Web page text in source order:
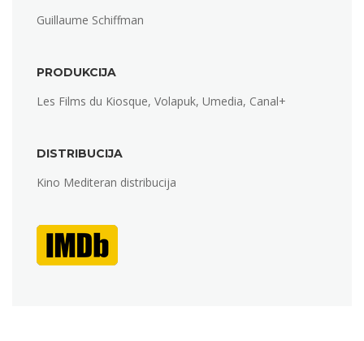
Guillaume Schiffman
PRODUKCIJA
Les Films du Kiosque, Volapuk, Umedia, Canal+
DISTRIBUCIJA
Kino Mediteran distribucija